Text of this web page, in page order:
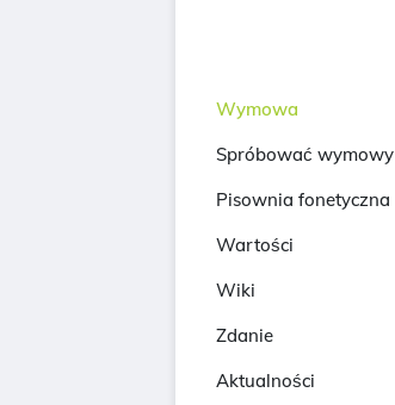
Wymowa
Spróbować wymowy
Pisownia fonetyczna
Wartości
Wiki
Zdanie
Aktualności